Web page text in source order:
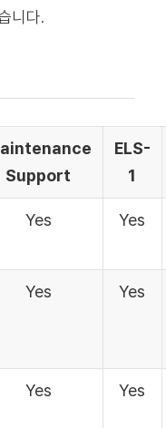
니다.
Support
ELS-
1
Yes Yes
Yes Yes
Yes Yes